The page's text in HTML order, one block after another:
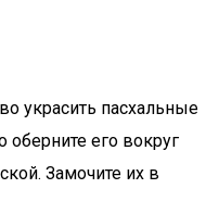
украсить пасхальные
оберните его вокруг
Замочите их в